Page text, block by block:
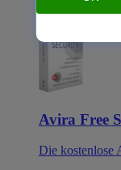
Avira Free
Die kostenlose